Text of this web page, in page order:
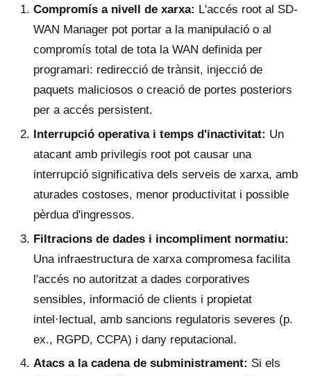
Compromís a nivell de xarxa: L'accés root al SD-
WAN Manager pot portar a la manipulació o al
compromís total de tota la WAN definida per
programari: redirecció de trànsit, injecció de
paquets maliciosos o creació de portes posteriors
per a accés persistent.
Interrupció operativa i temps d'inactivitat: Un
atacant amb privilegis root pot causar una
interrupció significativa dels serveis de xarxa, amb
aturades costoses, menor productivitat i possible
pèrdua d'ingressos.
Filtracions de dades i incompliment normatiu:
Una infraestructura de xarxa compromesa facilita
l'accés no autoritzat a dades corporatives
sensibles, informació de clients i propietat
intel·lectual, amb sancions regulatoris severes (p.
ex., RGPD, CCPA) i dany reputacional.
Atacs a la cadena de subministrament: Si els